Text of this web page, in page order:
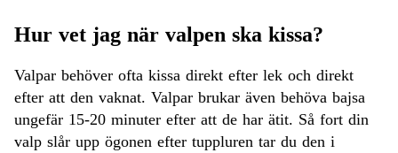
Hur vet jag när valpen ska kissa?
Valpar behöver ofta kissa direkt efter lek och direkt
efter att den vaknat. Valpar brukar även behöva bajsa
ungefär 15-20 minuter efter att de har ätit. Så fort din
valp slår upp ögonen efter tuppluren tar du den i